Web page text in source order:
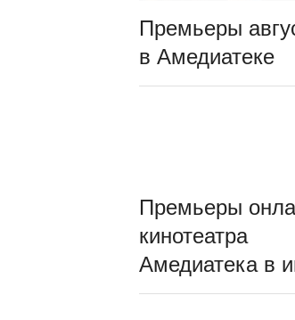
Премьеры
в Амедиатеке
Премьеры
кинотеатра
Амедиатека в